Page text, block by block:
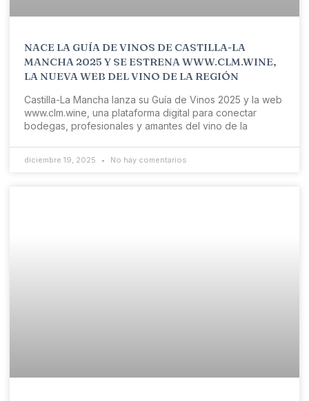
NACE LA GUÍA DE VINOS DE CASTILLA-LA
MANCHA 2025 Y SE ESTRENA WWW.CLM.WINE,
LA NUEVA WEB DEL VINO DE LA REGIÓN
Castilla-La Mancha lanza su Guía de Vinos 2025 y la web
www.clm.wine, una plataforma digital para conectar
bodegas, profesionales y amantes del vino de la
diciembre 19, 2025 No hay comentarios